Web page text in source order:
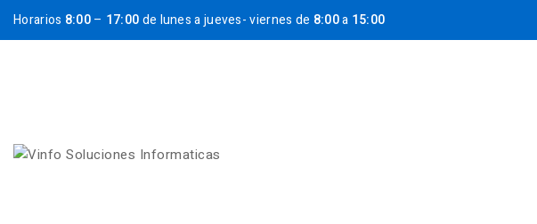
Horarios 8:00– 17:00de lunes a jueves- viernes de 8:00a 15:00